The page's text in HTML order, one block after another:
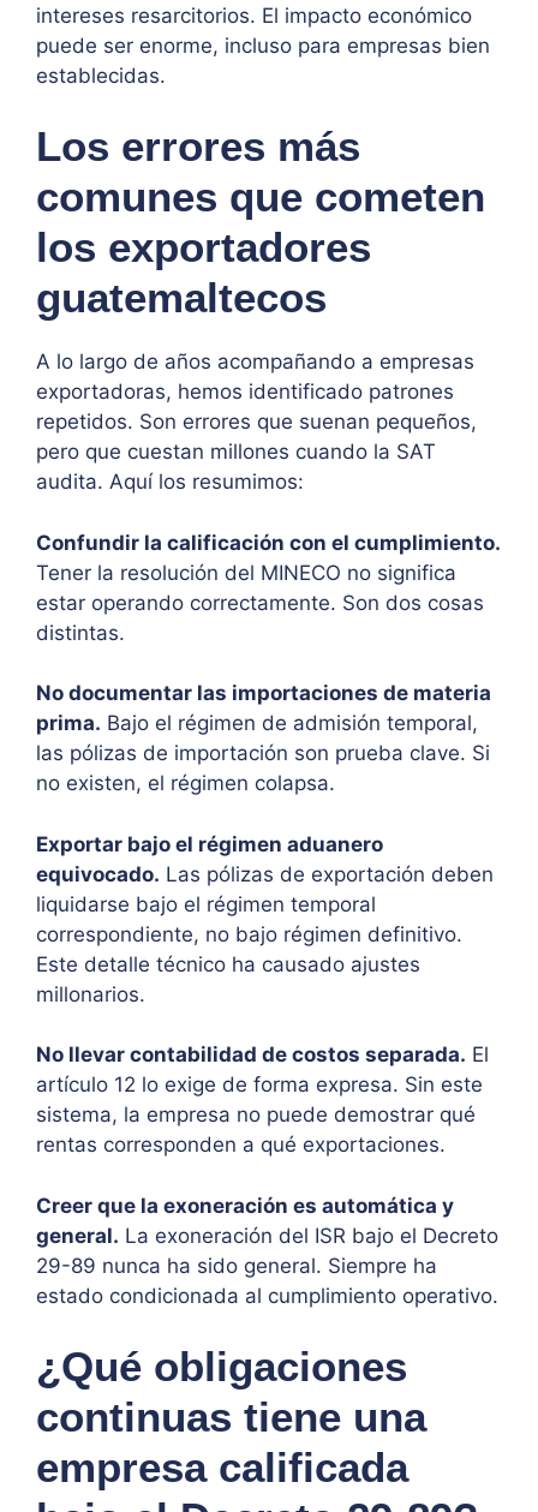
intereses resarcitorios. El impacto económico
puede ser enorme, incluso para empresas bien
establecidas.
Los errores más
comunes que cometen
los exportadores
guatemaltecos
A lo largo de años acompañando a empresas
exportadoras, hemos identificado patrones
repetidos. Son errores que suenan pequeños,
pero que cuestan millones cuando la SAT
audita. Aquí los resumimos:
Confundir la calificación con el cumplimiento.
Tener la resolución del MINECO no significa
estar operando correctamente. Son dos cosas
distintas.
No documentar las importaciones de materia
prima. Bajo el régimen de admisión temporal,
las pólizas de importación son prueba clave. Si
no existen, el régimen colapsa.
Exportar bajo el régimen aduanero
equivocado. Las pólizas de exportación deben
liquidarse bajo el régimen temporal
correspondiente, no bajo régimen definitivo.
Este detalle técnico ha causado ajustes
millonarios.
No llevar contabilidad de costos separada. El
artículo 12 lo exige de forma expresa. Sin este
sistema, la empresa no puede demostrar qué
rentas corresponden a qué exportaciones.
Creer que la exoneración es automática y
general. La exoneración del ISR bajo el Decreto
29-89 nunca ha sido general. Siempre ha
estado condicionada al cumplimiento operativo.
¿Qué obligaciones
continuas tiene una
empresa calificada